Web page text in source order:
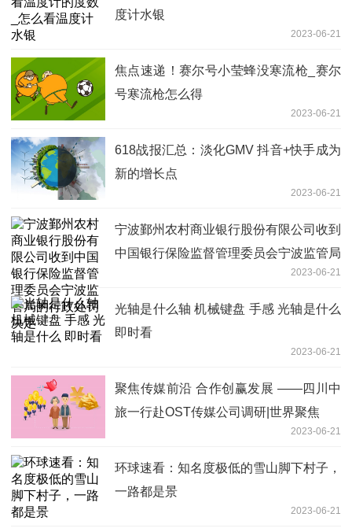
度计水银
2023-06-21
焦点速递！赛尔号小莹蜂没寒流枪_赛尔
号寒流枪怎么得
2023-06-21
618战报汇总：淡化GMV 抖音+快手成为
新的增长点
2023-06-21
宁波鄞州农村商业银行股份有限公司收到
中国银行保险监督管理委员会宁波监管局
2023-06-21
光轴是什么轴 机械键盘 手感 光轴是什么
即时看
2023-06-21
聚焦传媒前沿 合作创赢发展 ——四川中
旅一行赴OST传媒公司调研|世界聚焦
2023-06-21
环球速看：知名度极低的雪山脚下村子，
一路都是景
2023-06-21